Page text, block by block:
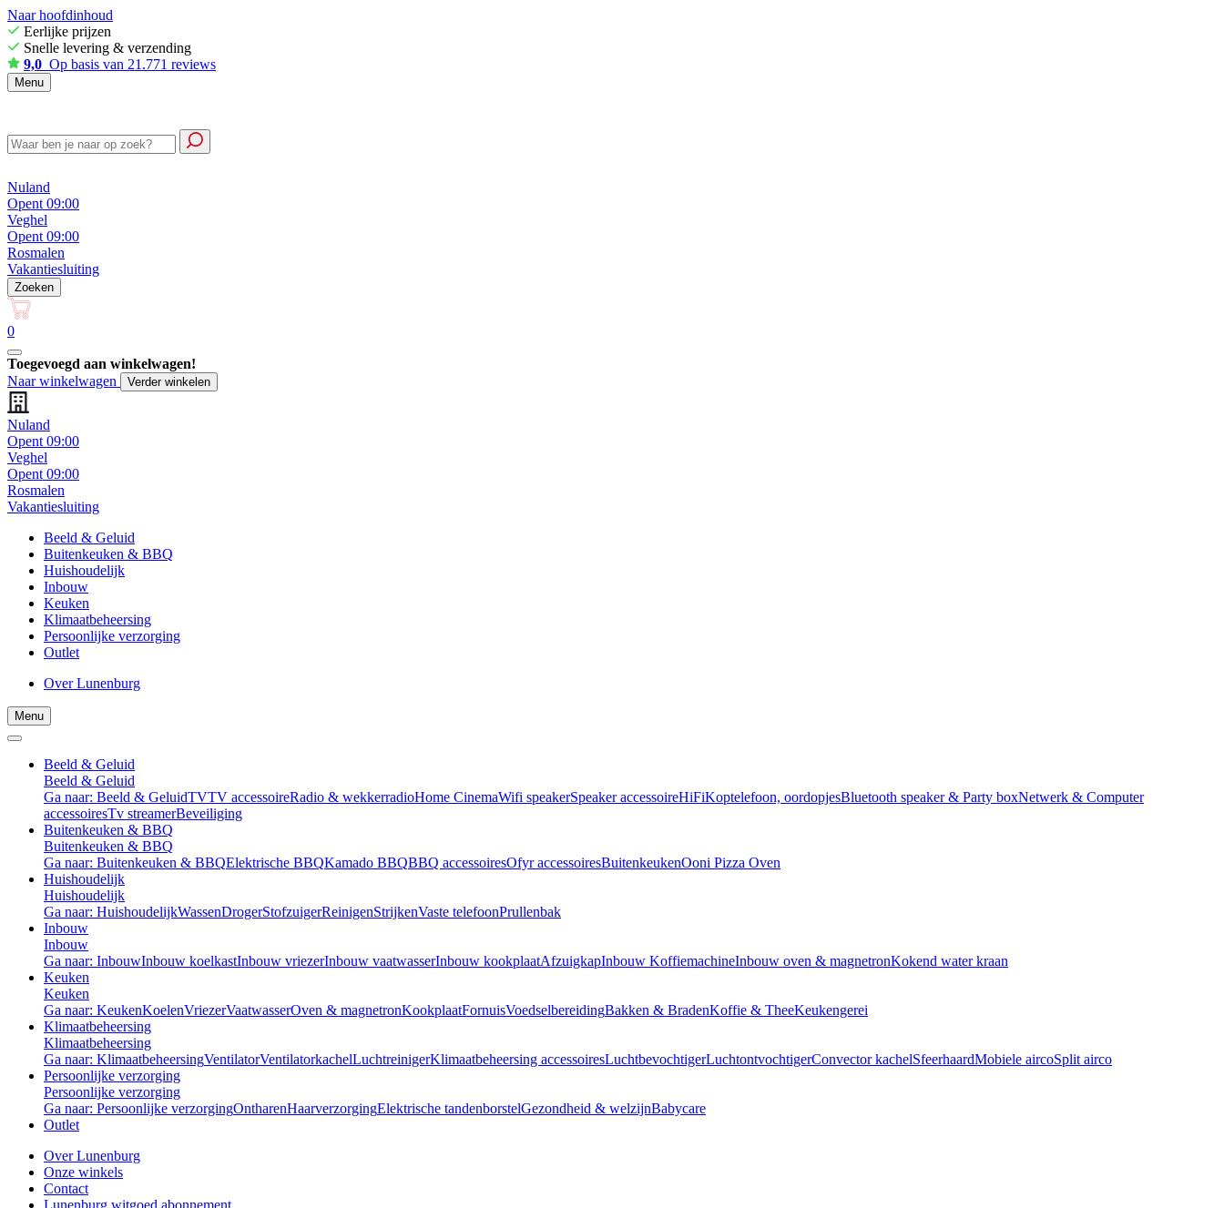
Naar hoofdinhoud
Eerlijke prijzen
Snelle levering & verzending
9,0 Op basis van 21.771 reviews
Menu
Nuland
Opent 09:00
Veghel
Opent 09:00
Rosmalen
Vakantiesluiting
Zoeken
0
Toegevoegd aan winkelwagen!
Naar winkelwagen
Verder winkelen
Nuland
Opent 09:00
Veghel
Opent 09:00
Rosmalen
Vakantiesluiting
Beeld & Geluid
Buitenkeuken & BBQ
Huishoudelijk
Inbouw
Keuken
Klimaatbeheersing
Persoonlijke verzorging
Outlet
Over Lunenburg
Menu
Beeld & Geluid
Beeld & Geluid
Ga naar: Beeld & GeluidTVTV accessoireRadio & wekkerradioHome CinemaWifi speakerSpeaker accessoireHiFiKoptelefoon, oordopjesBluetooth speaker & Party boxNetwerk & Computer
accessoiresTv streamerBeveiliging
Buitenkeuken & BBQ
Buitenkeuken & BBQ
Ga naar: Buitenkeuken & BBQElektrische BBQKamado BBQBBQ accessoiresOfyr accessoiresBuitenkeukenOoni Pizza Oven
Huishoudelijk
Huishoudelijk
Ga naar: HuishoudelijkWassenDrogerStofzuigerReinigenStrijkenVaste telefoonPrullenbak
Inbouw
Inbouw
Ga naar: InbouwInbouw koelkastInbouw vriezerInbouw vaatwasserInbouw kookplaatAfzuigkapInbouw KoffiemachineInbouw oven & magnetronKokend water kraan
Keuken
Keuken
Ga naar: KeukenKoelenVriezerVaatwasserOven & magnetronKookplaatFornuisVoedselbereidingBakken & BradenKoffie & TheeKeukengerei
Klimaatbeheersing
Klimaatbeheersing
Ga naar: KlimaatbeheersingVentilatorVentilatorkachelLuchtreinigerKlimaatbeheersing accessoiresLuchtbevochtigerLuchtontvochtigerConvector kachelSfeerhaardMobiele aircoSplit airco
Persoonlijke verzorging
Persoonlijke verzorging
Ga naar: Persoonlijke verzorgingOntharenHaarverzorgingElektrische tandenborstelGezondheid & welzijnBabycare
Outlet
Over Lunenburg
Onze winkels
Contact
Lunenburg witgoed abonnement